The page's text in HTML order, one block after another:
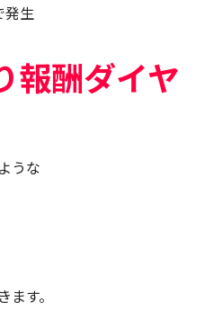
発生
酬ダイヤ
うな
す。